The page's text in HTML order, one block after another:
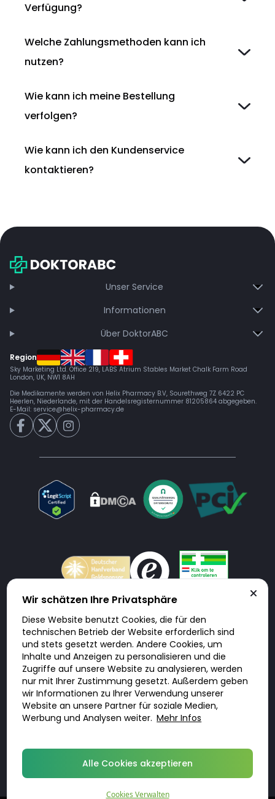
Verfügung?
Welche Zahlungsmethoden kann ich
nutzen?
Wie kann ich meine Bestellung
verfolgen?
Wie kann ich den Kundenservice
kontaktieren?
Unser Service
Informationen
Über DoktorABC
Region
Sky Marketing Ltd. Office 219, LABS Atrium Stables Market Chalk Farm Road
London, UK, NW1 8AH
Die Medikamente werden von Helix Pharmacy B.V, Sourethweg 7Z 6422 PC
Heerlen, Niederlande, mit der Handelsregisternummer 81205864 abgegeben.
E-Mail: service@helix-pharmacy.de
Doktorabc.com ist eine Vermittlungsplattform. Doktorabc ist ausdrücklich
keine Internetapotheke. Doktorabc bietet keine Medikamente oder
sonstige Produkte an oder liefert diese. Jegliche Informationen zu
Produkten, Medikamenten und Preisen auf der Internetseite beinhalten
kein Angebot von Doktorabc an Sie. Für die Einhaltung der in Ihrem Land
geltenden Gesetze und sonstigen Rechtsvorschriften sind Sie als Nutzer
selbst verantwortlich. Die Nutzung unseres Services auf Doktorabc durch
Sie erfolgt auf eigenes Risiko und in eigener Verantwortung. Sie erklären,
diese Internetseite aus eigener Initiative zu besuchen und zu nutzen.
Wir schätzen Ihre Privatsphäre
Diese Website benutzt Cookies, die für den
technischen Betrieb der Website erforderlich sind
und stets gesetzt werden. Andere Cookies, um
Inhalte und Anzeigen zu personalisieren und die
Zugriffe auf unsere Website zu analysieren, werden
nur mit Ihrer Zustimmung gesetzt. Außerdem geben
wir Informationen zu Ihrer Verwendung unserer
Website an unsere Partner für soziale Medien,
Werbung und Analysen weiter. Mehr Infos
Alle Cookies akzeptieren
Cookies Verwalten